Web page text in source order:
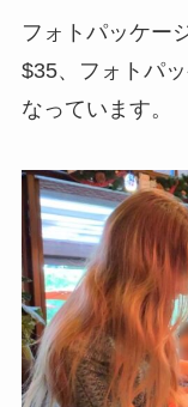
フォトパッケー
$35、フォトパ
なっています。